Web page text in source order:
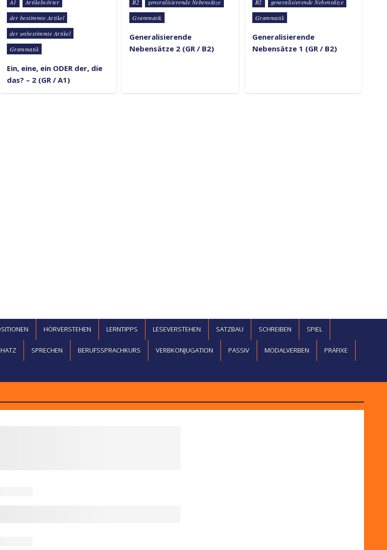
A1
Artikelwörter
der bestimmte Artikel
der unbestimmte Artikel
Grammatik
Ein, eine, ein ODER der, die
das? – 2 (GR / A1)
B2
generalisierende Nebensätze
Grammatik
Generalisierende
Nebensätze 2 (GR / B2)
B2
generalisierende Nebensätze
Grammatik
Generalisierende
Nebensätze 1 (GR / B2)
HÖRVERSTEHEN LERNTIPPS LESEVERSTEHEN SATZBAU SCHREIBEN SPIEL
SPRECHEN BERUFSSPRACHKURS VERBKONJUGATION PASSIV MODALVERBEN PRÄFIXE